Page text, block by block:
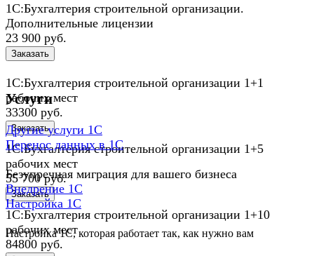
1С:Бухгалтерия строительной организации.
Дополнительные лицензии
23 900 руб.
Заказать
1С:Бухгалтерия строительной организации 1+1
рабочих мест
33300 руб.
Заказать
1С:Бухгалтерия строительной организации 1+5
рабочих мест
55 700 руб.
Заказать
1С:Бухгалтерия строительной организации 1+10
рабочих мест
84800 руб.
Услуги
Другие услуги 1С
Перенос данных в 1С
Безупречная миграция для вашего бизнеса
Внедрение 1С
Настройка 1C
Настройка 1С, которая работает так, как нужно вам